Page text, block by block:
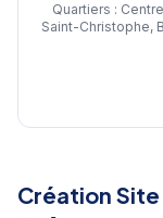
Quartiers :
Saint-Christophe,
Création